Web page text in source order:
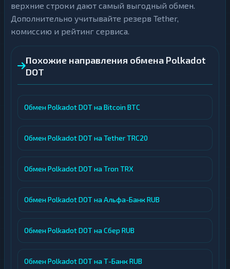
верхние строки дают самый выгодный обмен.
Дополнительно учитывайте резерв Tether,
комиссию и рейтинг сервиса.
Похожие направления обмена Polkadot
DOT
Обмен Polkadot DOT на Bitcoin BTC
Обмен Polkadot DOT на Tether TRC20
Обмен Polkadot DOT на Tron TRX
Обмен Polkadot DOT на Альфа-Банк RUB
Обмен Polkadot DOT на Сбер RUB
Обмен Polkadot DOT на Т-Банк RUB